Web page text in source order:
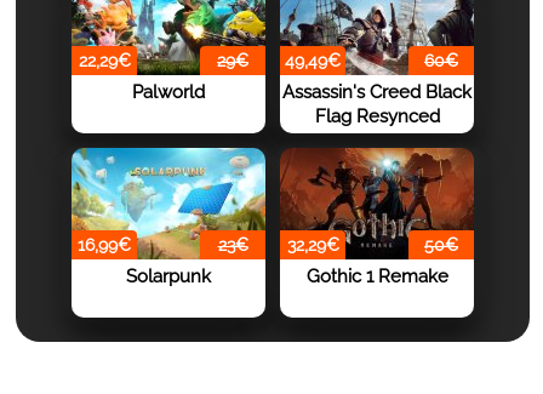
22,29€ 29€
Palworld
49,49€ 60€
Assassin's Creed Black
Flag Resynced
16,99€ 23€
Solarpunk
32,29€ 50€
Gothic 1 Remake